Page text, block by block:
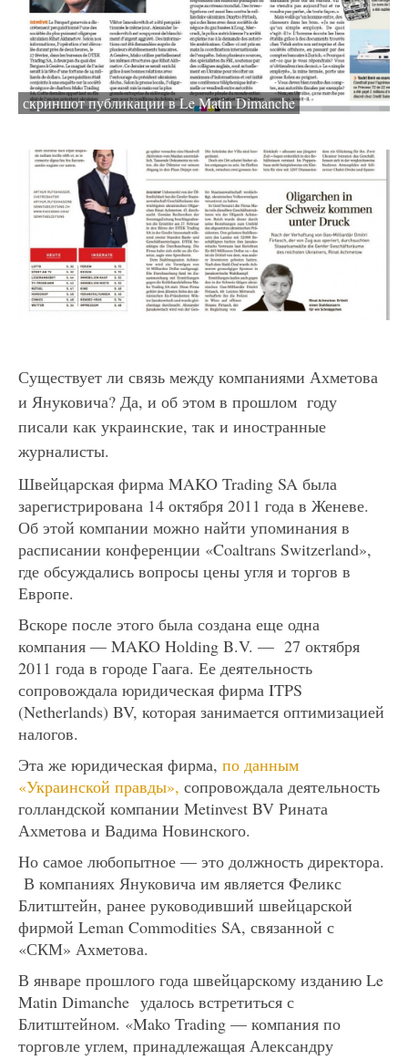
скриншот публикации в Le Matin Dimanche
Существует ли связь между компаниями Ахметова
и Януковича? Да, и об этом в прошлом году
писали как украинские, так и иностранные
журналисты.
Швейцарская фирма MAKO Trading SA была
зарегистрирована 14 октября 2011 года в Женеве.
Об этой компании можно найти упоминания в
расписании конференции «Coaltrans Switzerland»,
где обсуждались вопросы цены угля и торгов в
Европе.
Вскоре после этого была создана еще одна
компания — MAKO Holding B.V. — 27 октября
2011 года в городе Гаага. Ее деятельность
сопровождала юридическая фирма ITPS
(Netherlands) BV, которая занимается оптимизацией
налогов.
Эта же юридическая фирма, по данным
«Украинской правды», сопровождала деятельность
голландской компании Metinvest BV Рината
Ахметова и Вадима Новинского.
Но самое любопытное — это должность директора.
В компаниях Януковича им является Феликс
Блитштейн, ранее руководивший швейцарской
фирмой Leman Commodities SA, связанной с
«СКМ» Ахметова.
В январе прошлого года швейцарскому изданию Le
Matin Dimanche удалось встретиться с
Блитштейном. «Mako Trading — компания по
торговле углем, принадлежащая Александру